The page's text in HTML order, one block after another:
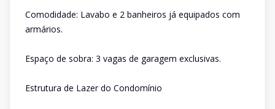
Comodidade: Lavabo e 2 banheiros já equipados com
armários.
Espaço de sobra: 3 vagas de garagem exclusivas.
Estrutura de Lazer do Condomínio